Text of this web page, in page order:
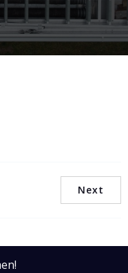
Next